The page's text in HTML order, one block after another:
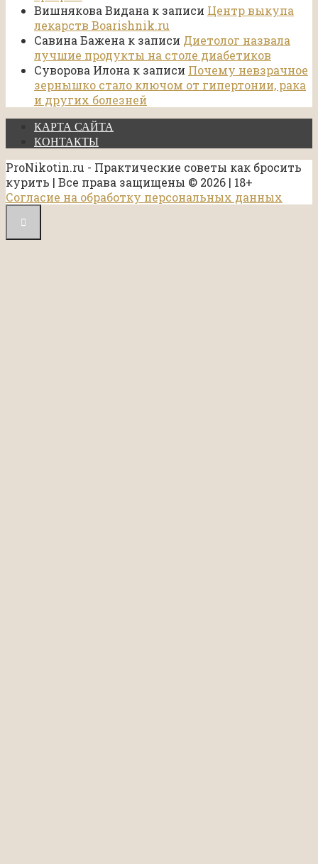
Вишнякова Видана к записи Центр выкупа
лекарств Boarishnik.ru
Савина Бажена к записи Диетолог назвала
лучшие продукты на столе диабетиков
Суворова Илона к записи Почему невзрачное
зернышко стало ключом от гипертонии, рака
и других болезней
КАРТА САЙТА
КОНТАКТЫ
ProNikotin.ru - Практические советы как бросить
курить | Все права защищены © 2026 | 18+
Согласие на обработку персональных данных